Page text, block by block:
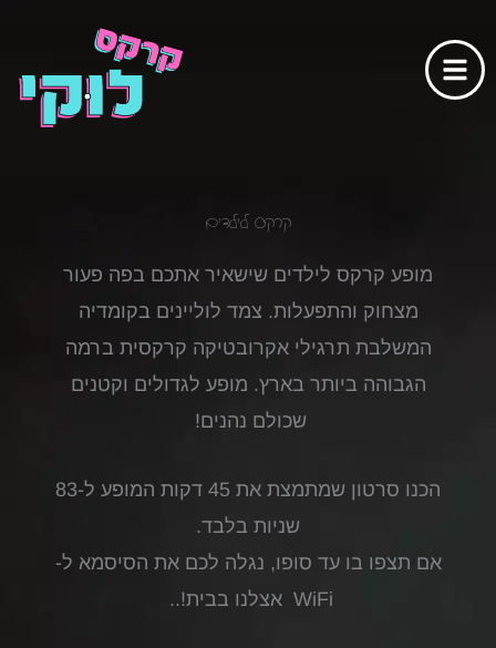
לתוכן
קרקס לילדים
מופע קרקס לילדים שישאיר אתכם בפה פעור
מצחוק והתפעלות. צמד לוליינים בקומדיה
המשלבת תרגילי אקרובטיקה קרקסית ברמה
הגבוהה ביותר בארץ. מופע לגדולים וקטנים
שכולם נהנים!
הכנו סרטון שמתמצת את 45 דקות המופע ל-83
שניות בלבד.
אם תצפו בו עד סופו, נגלה לכם את הסיסמא ל-
WiFi אצלנו בבית!..